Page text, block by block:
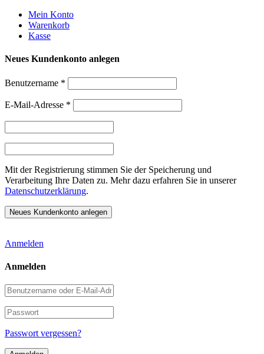
Weiter
zum
Inhalt
Mein Konto
Warenkorb
Kasse
Neues Kundenkonto anlegen
Benutzername *
E-Mail-Adresse *
Mit der Registrierung stimmen Sie der Speicherung und
Verarbeitung Ihre Daten zu. Mehr dazu erfahren Sie in unserer
Datenschutzerklärung.
Anmelden
Anmelden
Benutzername
oder
E-
Mail-
Adresse
Passwort
Passwort vergessen?